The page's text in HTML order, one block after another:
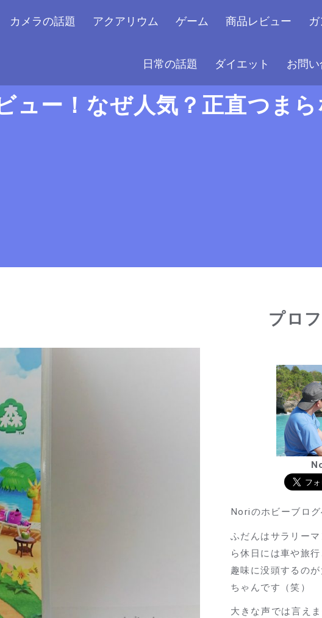
カメラの話題 アクアリウム ゲーム 商品レビュー
日常の話題 ダイエット お問
ュー！なぜ人気？正直つま
プロ
Noriのホビーブログ
ふだんはサラリー
ら休日には車や旅
趣味に没頭するの
ちゃんです（笑）
大きな声では言え